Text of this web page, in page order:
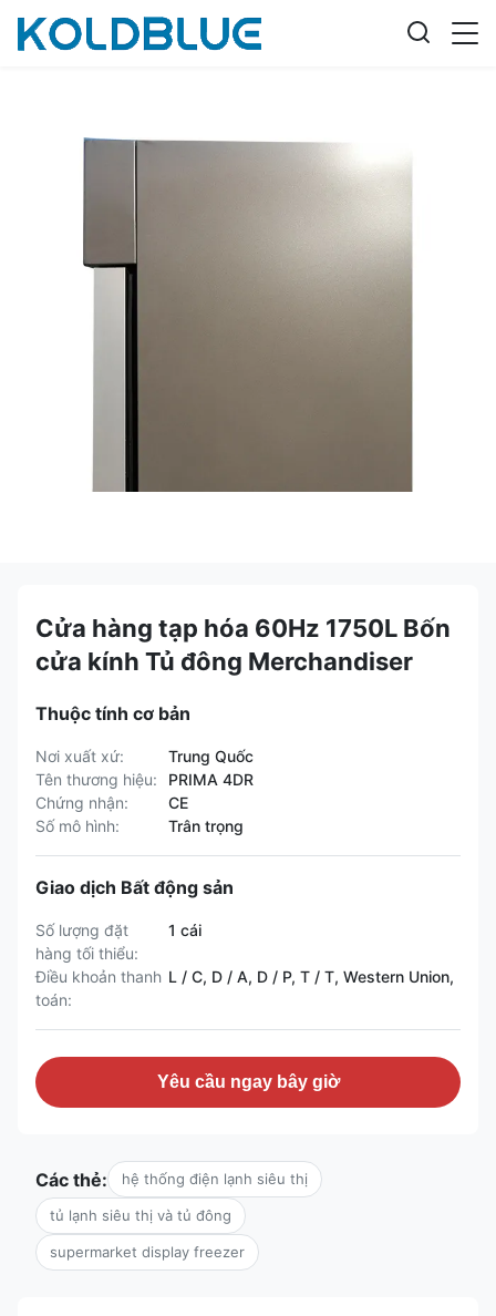
Cửa hàng tạp hóa 60Hz 1750L Bốn
cửa kính Tủ đông Merchandiser
Thuộc tính cơ bản
Nơi xuất xứ:
Trung Quốc
Tên thương hiệu:
PRIMA 4DR
Chứng nhận:
CE
Số mô hình:
Trân trọng
Giao dịch Bất động sản
Số lượng đặt
hàng tối thiểu:
1 cái
Điều khoản thanh
toán:
L / C, D / A, D / P, T / T, Western Union,
Yêu cầu ngay bây giờ
Các thẻ: hệ thống điện lạnh siêu thị
tủ lạnh siêu thị và tủ đông
supermarket display freezer